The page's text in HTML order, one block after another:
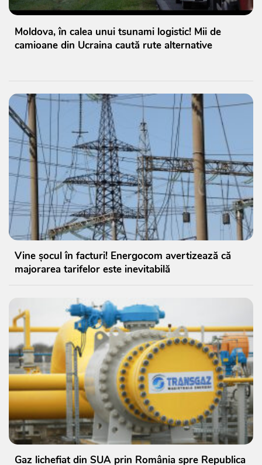
Moldova, în calea unui tsunami logistic! Mii de
camioane din Ucraina caută rute alternative
Vine șocul în facturi! Energocom avertizează că
majorarea tarifelor este inevitabilă
Gaz lichefiat din SUA prin România spre Republica